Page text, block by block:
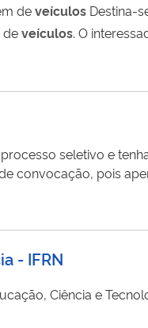
deveículos Destina-
deveículos. O
de apresentar
o Apostilamento da
seletivo e
- IFRN
Ciência e